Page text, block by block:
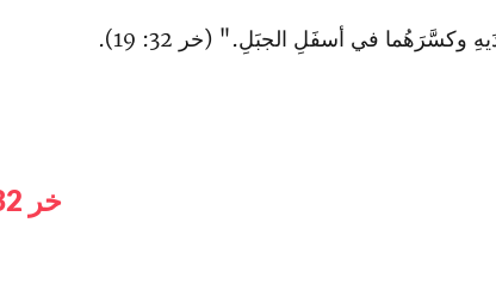
في أسفَلِ الجبَلِ." (خر 32: 19).
خر 32: 18